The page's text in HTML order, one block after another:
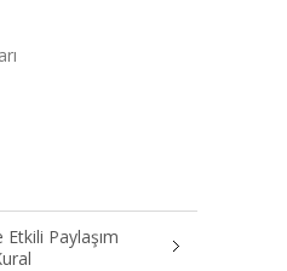
Paylaşım